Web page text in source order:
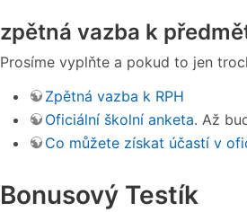
zpětná vazba k
Prosíme vyplňte a pokud to jen
Zpětná vazba k RPH
Oficiální školní anketa. Až
Co můžete získat účastí v
Bonusový Testík